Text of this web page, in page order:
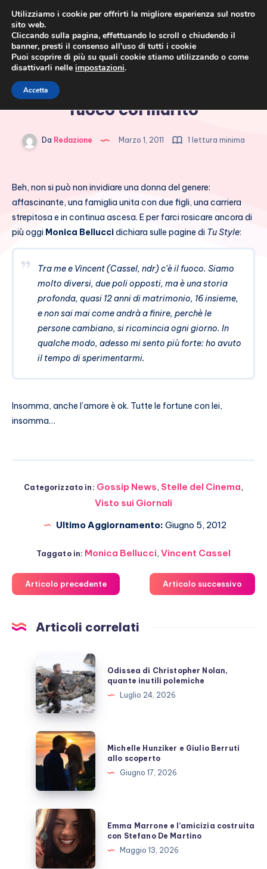
Monica Bellucci è tutta un
fuoco col marito
Da Redazione Marzo 1, 2011 1 lettura minima
Beh, non si può non invidiare una donna del genere:
affascinante, una famiglia unita con due figli, una carriera
strepitosa e in continua ascesa. E per farci rosicare ancora di
più oggi Monica Belluccidichiara sulle pagine di Tu Style:
Tra me e Vincent (Cassel, ndr) c’è il fuoco. Siamo
molto diversi, due poli opposti, ma è una storia
profonda, quasi 12 anni di matrimonio, 16 insieme,
e non sai mai come andrà a finire, perchè le
persone cambiano, si ricomincia ogni giorno. In
qualche modo, adesso mi sento più forte: ho avuto
il tempo di sperimentarmi.
Insomma, anche l’amore è ok. Tutte le fortune con lei,
insomma…
Categorizzato in: Gossip News, Stelle del Cinema,
Visto sui Giornali
Ultimo Aggiornamento: Giugno 5, 2012
Taggato in: Monica Bellucci,Vincent Cassel
Articolo precedente Articolo successivo
Articoli correlati
di
Christopher
Nolan,
quante
inutili
polemiche
Odissea di Christopher Nolan,
quante inutili polemiche
Luglio 24, 2026
Michelle
Hunziker
e
Berruti
allo
scoperto
Michelle Hunziker e Giulio Berruti
allo scoperto
Giugno 17, 2026
Emma
Marrone
e
l’amicizia
Emma Marrone e l’amicizia costruita
con Stefano De Martino
Maggio 13, 2026
Utilizziamo i cookie per offrirti la migliore esperienza sul nostro
sito web.
Cliccando sulla pagina, effettuando lo scroll o chiudendo il
banner, presti il consenso all’uso di tutti i cookie
Puoi scoprire di più su quali cookie stiamo utilizzando o come
disattivarli nelle impostazioni.
Accetta